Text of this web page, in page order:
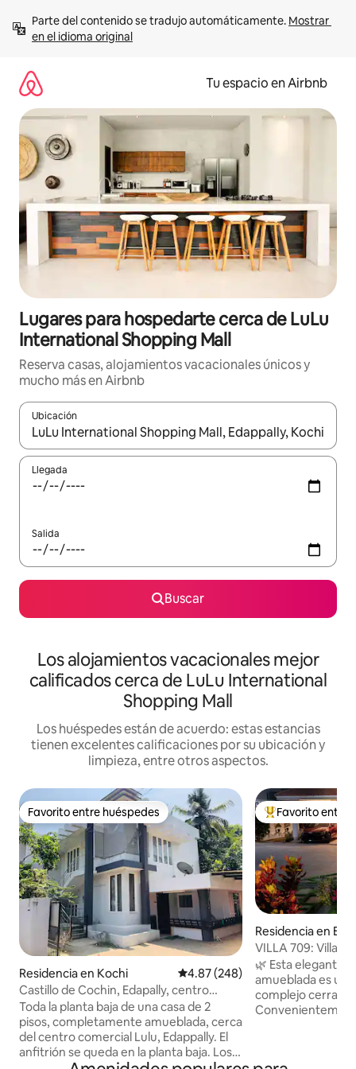
contenido
Parte del contenido se tradujo automáticamente. Mostrar
en el idioma original
Tu espacio en Airbnb
Lugares para hospedarte cerca de LuLu
International Shopping Mall
Reserva casas, alojamientos vacacionales únicos y
mucho más en Airbnb
Ubicación
Cuando los resultados estén disponibles, podrás navegar
Llegada
Salida
Buscar
Los alojamientos vacacionales mejor
calificados cerca de LuLu International
Shopping Mall
Los huéspedes están de acuerdo: estas estancias
tienen excelentes calificaciones por su ubicación y
limpieza, entre otros aspectos.
Favorito entre huéspedes
Favorito entre huéspedes
Residencia en Kochi Calificación promedio: 4.87 de
4.87 (248)
Castillo de Cochin, Edapally, centro
comercial Lulu, Kochi y Ernakulam
Toda la planta baja de una casa de 2
pisos, completamente amueblada, cerca
del centro comercial Lulu, Edappally. El
anfitrión se queda en la planta baja. Los 2
De los mejores
Favorito entre
Residencia en
VILLA 709: Villa
estación de
🌿 Esta elegante
amueblada es
complejo cerrado